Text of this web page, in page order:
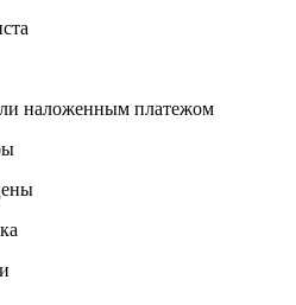
наложенным платежом